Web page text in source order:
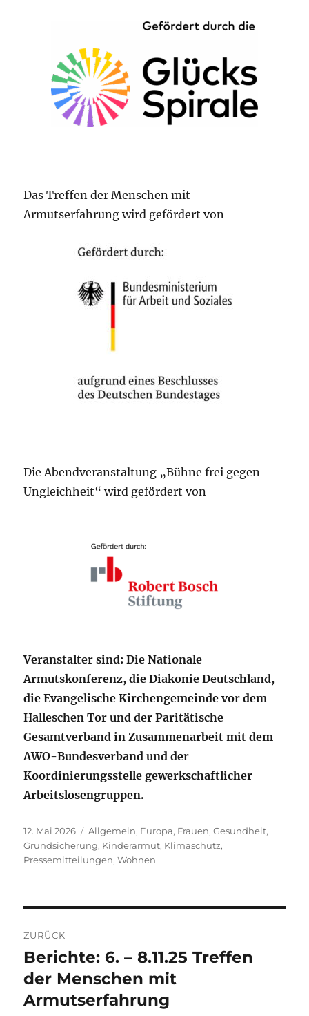
Das Treffen der Menschen mit
Armutserfahrung wird gefördert von
Die Abendveranstaltung „Bühne frei gegen
Ungleichheit“ wird gefördert von
Veranstalter sind: Die Nationale
Armutskonferenz, die Diakonie Deutschland,
die Evangelische Kirchengemeinde vor dem
Halleschen Tor und der Paritätische
Gesamtverband in Zusammenarbeit mit dem
AWO-Bundesverband und der
Koordinierungsstelle gewerkschaftlicher
Arbeitslosengruppen.
Veröffentlicht
am
12. Mai 2026 Kategorien
Allgemein, Europa, Frauen,Gesundheit,
Grundsicherung, Kinderarmut, Klimaschutz,
Pressemitteilungen,Wohnen
ZURÜCK
Vorheriger
Beitrag:
Berichte: 6. – 8.11.25 Treffen
der Menschen mit
Armutserfahrung